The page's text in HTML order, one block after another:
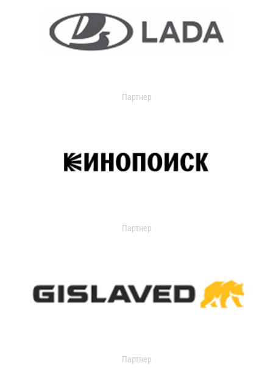
Партнер
Партнер
Партнер